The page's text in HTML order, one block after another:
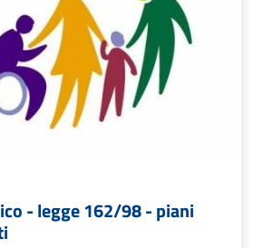
- legge 162/98 - piani